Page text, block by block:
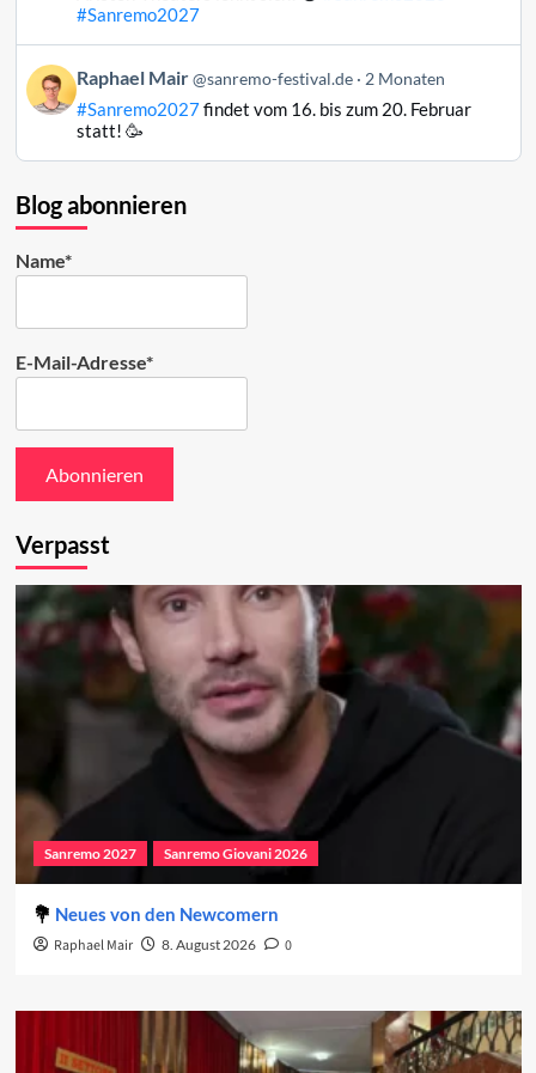
ansehen
#Sanremo2027
Beitrag
von
Raphael
Bluesky
ansehen
Raphael Mair @sanremo-festival.de 2 Monaten
#Sanremo2027findet vom 16. bis zum 20. Februar
statt! 🥳
Blog abonnieren
Name*
E-Mail-Adresse*
Verpasst
Sanremo 2027 Sanremo Giovani 2026
Neues von den Newcomern
Raphael Mair 8. August 2026 0